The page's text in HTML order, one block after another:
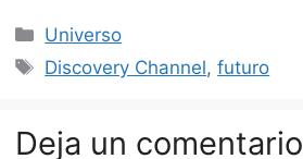
Categorías
Universo
Etiquetas
Discovery Channel,futuro
Deja un comentario